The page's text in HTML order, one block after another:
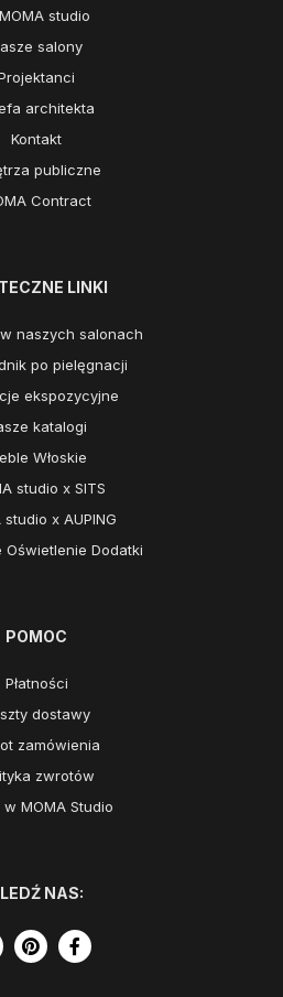
studio
salony
architekta
Kontakt
publiczne
Contract
LINKI
naszych salonach
po pielęgnacji
ekspozycyjne
katalogi
Włoskie
studio x SITS
studio x AUPING
Oświetlenie Dodatki
POMOC
Płatności
dostawy
zamówienia
zwrotów
MOMA Studio
NAS: